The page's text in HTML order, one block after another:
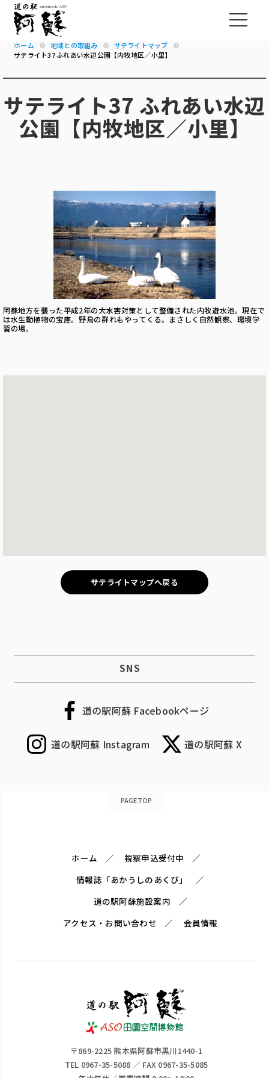
ホーム 地域との取組み
サテライトマップ
サテライト37 ふれあい水辺公園【内牧地区／小里】
サテライト37 ふれあい水辺
公園【内牧地区／小里】
阿蘇地方を襲った平成2年の大水害対策として整備された内牧遊水池。現在で
は水生動植物の宝庫。野鳥の群れもやってくる。まさしく自然観察、環境学
習の場。
サテライトマップへ戻る
SNS
道の駅阿蘇 Facebookページ
道の駅阿蘇 Instagram 道の駅阿蘇 X
PAGETOP
ホーム
視察申込受付中
情報誌「あかうしのあくび」
道の駅阿蘇施設案内
アクセス・お問い合わせ
会員情報
〒869-2225 熊本県阿蘇市黒川1440-1
TEL 0967-35-5088 ／ FAX 0967-35-5085